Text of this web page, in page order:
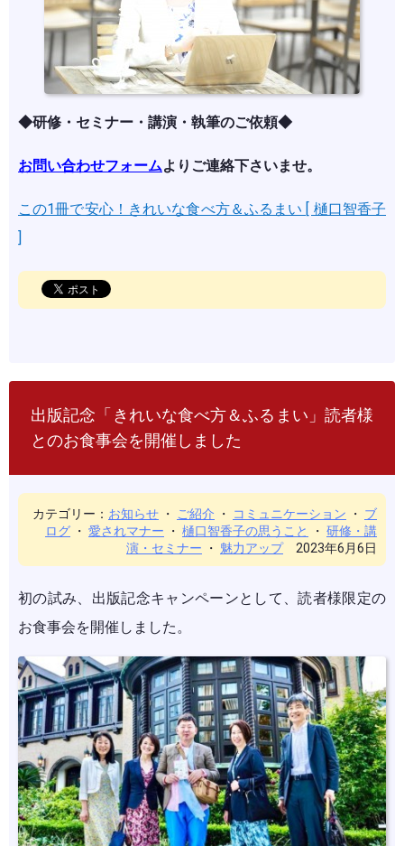
◆研修・セミナー・講演・執筆のご依頼◆
お問い合わせフォームよりご連絡下さいませ。
この1冊で安心！きれいな食べ方＆ふるまい [ 樋口智香子
]
出版記念「きれいな食べ方＆ふるまい」読者様
とのお食事会を開催しました
カテゴリー： お知らせ ・ ご紹介 ・ コミュニケーション ・ ブ
ログ ・ 愛されマナー ・ 樋口智香子の思うこと ・ 研修・講
演・セミナー ・ 魅力アップ2023年6月6日
初の試み、出版記念キャンペーンとして、読者様限定の
お食事会を開催しました。